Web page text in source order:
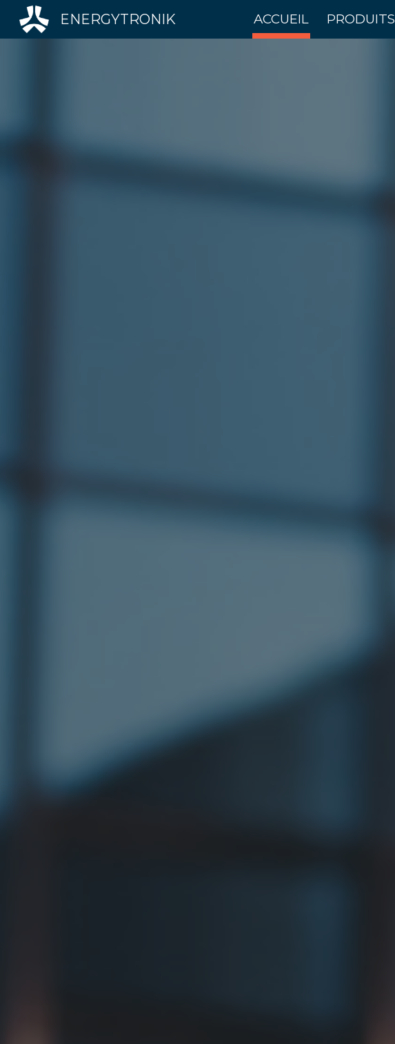
Skip to main content
ENERGYTRONIK ACCUEIL PRODUITS